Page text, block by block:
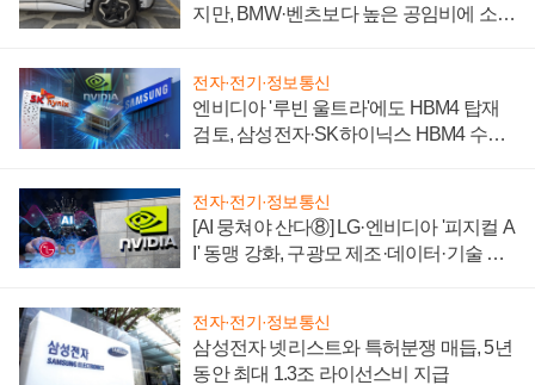
지만, BMW·벤츠보다 높은 공임비에 소비
전자·전기·정보통신
엔비디아 '루빈 울트라'에도 HBM4 탑재
검토, 삼성전자·SK하이닉스 HBM4 수율
전자·전기·정보통신
[AI 뭉쳐야 산다⑧] LG·엔비디아 '피지컬 A
I' 동맹 강화, 구광모 제조·데이터·기술 결
전자·전기·정보통신
삼성전자 넷리스트와 특허분쟁 매듭, 5년
동안 최대 1.3조 라이선스비 지급